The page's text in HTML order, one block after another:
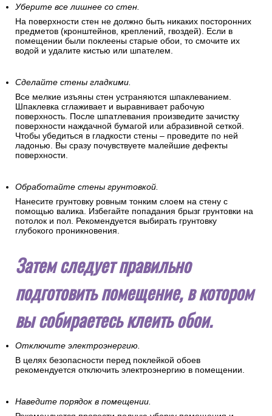
Уберите все лишнее со стен.
На поверхности стен не должно быть никаких посторонних
предметов (кронштейнов, креплений, гвоздей). Если в
помещении были поклеены старые обои, то смочите их
водой и удалите кистью или шпателем.
Сделайте стены гладкими.
Все мелкие изъяны стен устраняются шпаклеванием.
Шпаклевка сглаживает и выравнивает рабочую
поверхность. После шпатлевания произведите зачистку
поверхности наждачной бумагой или абразивной сеткой.
Чтобы убедиться в гладкости стены – проведите по ней
ладонью. Вы сразу почувствуете малейшие дефекты
поверхности.
Обработайте стены грунтовкой.
Нанесите грунтовку ровным тонким слоем на стену с
помощью валика. Избегайте попадания брызг грунтовки на
потолок и пол. Рекомендуется выбирать грунтовку
глубокого проникновения.
Затем следует правильно
подготовить помещение, в котором
вы собираетесь клеить обои.
Отключите электроэнергию.
В целях безопасности перед поклейкой обоев
рекомендуется отключить электроэнергию в помещении.
Наведите порядок в помещении.